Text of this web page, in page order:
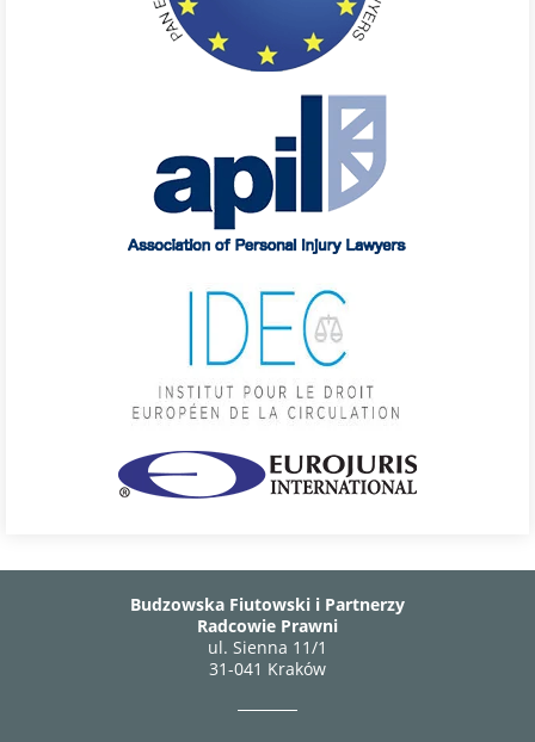
Budzowska Fiutowski i Partnerzy
Radcowie Prawni
ul. Sienna 11/1
31-041 Kraków